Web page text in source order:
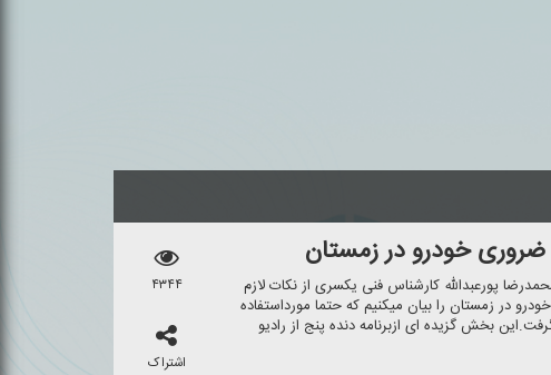
ضروری خودرو در زمستان
پورعبدالله كارشناس فنی یكسری از نكات لازم
در زمستان را بیان میكنیم كه حتما مورداستفاده
بخش گزیده ای ازبرنامه دنده پنج از رادیو
۴۳۴۴
اشتراک